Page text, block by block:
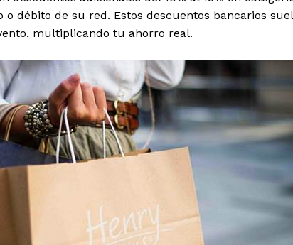
o débito de su red. Estos descuentos bancarios
multiplicando tu ahorro real.